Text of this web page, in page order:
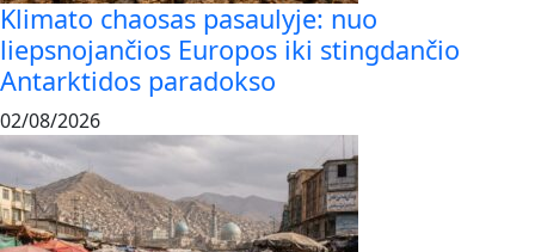
Klimato chaosas pasaulyje: nuo
liepsnojančios Europos iki stingdančio
Antarktidos paradokso
02/08/2026